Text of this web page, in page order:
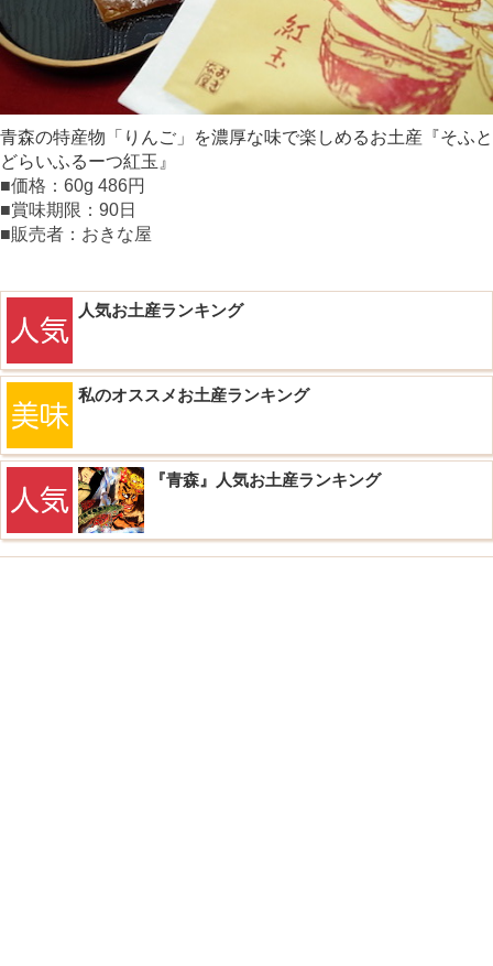
青森の特産物「りんご」を濃厚な味で楽しめるお土産『そふと
どらいふるーつ紅玉』
■価格：60g 486円
■賞味期限：90日
■販売者：おきな屋
人気お土産ランキング
私のオススメお土産ランキング
『青森』人気お土産ランキング